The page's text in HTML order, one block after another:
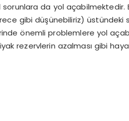
sorunlara da yol açabilmektedir.
gibi düşünebiliriz) üstündeki
önemli problemlere yol
rezervlerin azalması gibi